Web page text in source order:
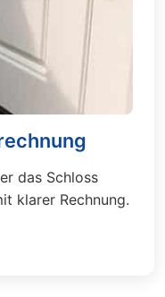
das Schloss
klarer Rechnung.